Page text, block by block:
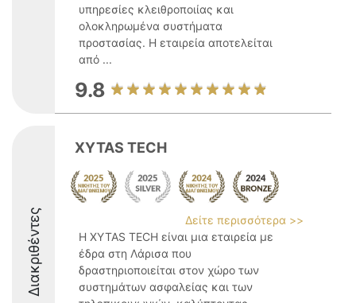
υπηρεσίες κλειθροποιίας και
ολοκληρωμένα συστήματα
προστασίας. Η εταιρεία αποτελείται
από ...
9.8
Διακριθέντες
XYTAS TECH
Δείτε περισσότερα >>
Η XYTAS TECH είναι μια εταιρεία με
έδρα στη Λάρισα που
δραστηριοποιείται στον χώρο των
συστημάτων ασφαλείας και των